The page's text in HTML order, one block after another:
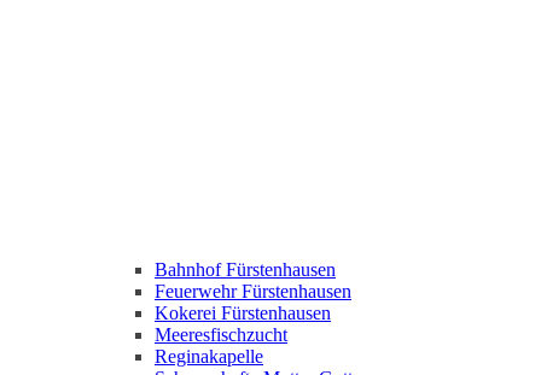
Bahnhof Fürstenhausen
Feuerwehr Fürstenhausen
Kokerei Fürstenhausen
Meeresfischzucht
Reginakapelle